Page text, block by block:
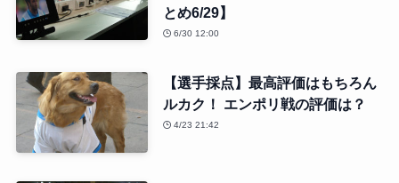
とめ6/29】
6/30 12:00
【選手採点】最高評価はもちろん
ルカク！ エンポリ戦の評価は？
4/23 21:42